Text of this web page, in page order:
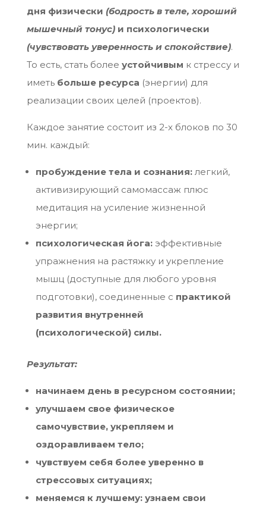
дня физически (бодрость в теле, хороший
мышечный тонус)и психологически
(чувствовать уверенность и спокойствие).
То есть, стать более устойчивым к стрессу и
иметь больше ресурса (энергии) для
реализации своих целей (проектов).
Каждое занятие состоит из 2-х блоков по 30
мин. каждый:
пробуждение тела и сознания:легкий,
активизирующий самомассаж плюс
медитация на усиление жизненной
энергии;
психологическая йога:эффективные
упражнения на растяжку и укрепление
мышц (доступные для любого уровня
подготовки), соединенные с практикой
развития внутренней
(психологической) силы.
Результат:
начинаем день в ресурсном состоянии;
улучшаем свое физическое
самочувствие, укрепляем и
оздоравливаем тело;
чувствуем себя более уверенно в
стрессовых ситуациях;
меняемся к лучшему: узнаем свои